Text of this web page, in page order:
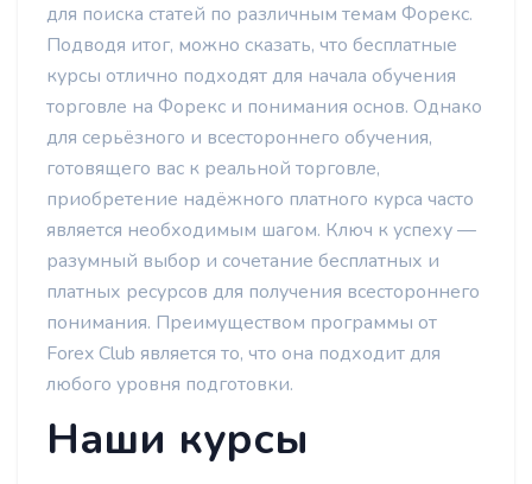
для поиска статей по различным темам Форекс.
Подводя итог, можно сказать, что бесплатные
курсы отлично подходят для начала обучения
торговле на Форекс и понимания основ. Однако
для серьёзного и всестороннего обучения,
готовящего вас к реальной торговле,
приобретение надёжного платного курса часто
является необходимым шагом. Ключ к успеху —
разумный выбор и сочетание бесплатных и
платных ресурсов для получения всестороннего
понимания. Преимуществом программы от
Forex Club является то, что она подходит для
любого уровня подготовки.
Наши курсы